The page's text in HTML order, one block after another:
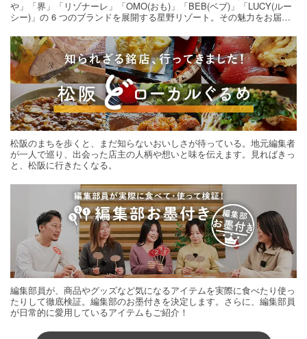
や」「界」「リゾナーレ」「OMO(おも)」「BEB(ベブ)」「LUCY(ルー
シー)」の 6 つのブランドを展開する星野リゾート。その魅力をお届け
松阪のまちを歩くと、まだ知らないおいしさが待っている。地元編集者
が一人で巡り、出会った店主の人柄や想いと味を伝えます。見ればきっ
と、松阪に行きたくなる。
編集部員が、商品やグッズなど気になるアイテムを実際に食べたり使っ
たりして徹底検証。編集部のお墨付きを決定します。さらに、編集部員
が日常的に愛用しているアイテムもご紹介！